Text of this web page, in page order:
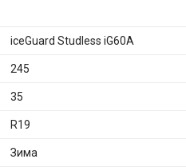
iceGuard Studless iG60A
245
35
R19
Зима